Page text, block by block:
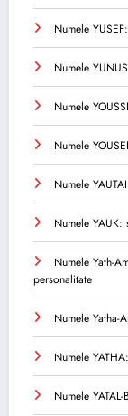
Numele
Numele
Numele
Numele
Numele
Numele
Numele Yath-
personalitate
Numele Yatha-
Numele
Numele